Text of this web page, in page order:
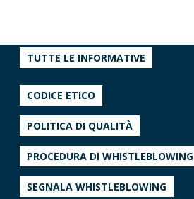
TUTTE LE INFORMATIVE
CODICE ETICO
POLITICA DI QUALITÀ
PROCEDURA DI WHISTLEBLOWING
SEGNALA WHISTLEBLOWING